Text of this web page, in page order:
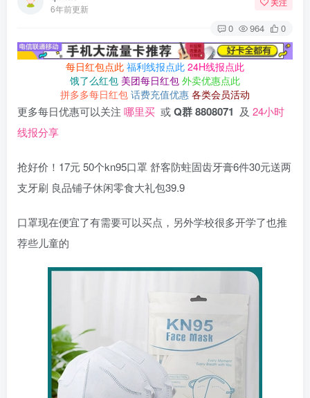
6年前更新
0 964 0
每日红包点此 福利线报点此 24H线报点此
饿了么红包 美团每日红包 外卖优惠点此
拼多多每日红包 话费充值优惠 各类会员活动
更多每日优惠可以关注 哪里买 或Q群 8808071 及 24小时
线报分享
抢好价！17元 50个kn95口罩 舒客防蛀固齿牙膏6件30元送两
支牙刷 良品铺子休闲零食大礼包39.9
口罩现在便宜了有需要可以买点，另外学校很多开学了也推
荐些儿童的